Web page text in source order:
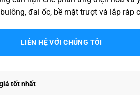
đai ốc, bề mặt trượt và lắp ráp
LIÊN HỆ VỚI CHÚNG TÔI
tốt nhất